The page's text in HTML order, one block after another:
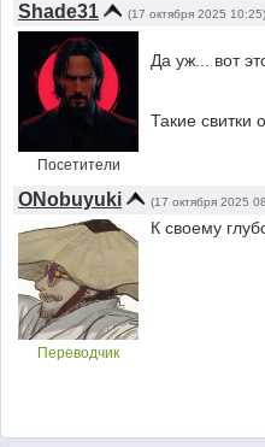
Shade31 (17 октября 2025 10:25)
Посетители
Да уж... вот
Такие свитки
ONobuyuki (17 октября 2025
Переводчик
К своему